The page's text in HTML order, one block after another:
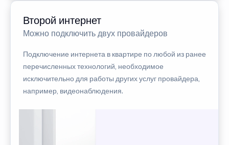
Второй интернет
Можно подключить двух провайдеров
Подключение интернета в квартире по любой из ранее
перечисленных технологий, необходимое
исключительно для работы других услуг провайдера,
например, видеонаблюдения.